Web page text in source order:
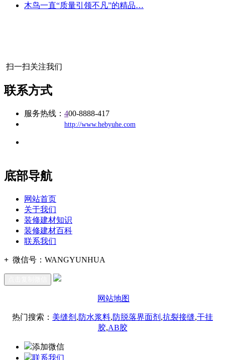
木鸟一直“质量引领不凡”的精品…
扫一扫关注我们
联系方式
服务热线： 400-8888-417
http://www.hebyuhe.com
底部导航
网站首页
关于我们
装修建材知识
装修建材百科
联系我们
+ 微信号： WANGYUNHUA
网站地图
热门搜索： 美缝剂 ,防水浆料,防脱落界面剂 ,抗裂接缝,干挂
胶,AB胶
添加微信
联系我们